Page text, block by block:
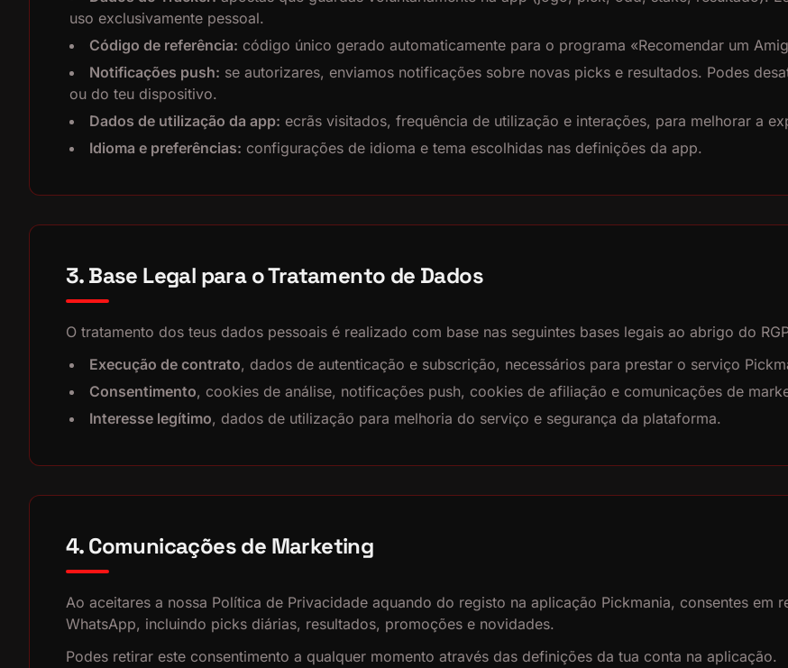
uso exclusivamente pessoal.
Código de referência: código único gerado automaticamente para o programa «Recomendar um
Notificações push: se autorizares, enviamos notificações sobre novas picks e resultados. Podes
ou do teu dispositivo.
Dados de utilização da app: ecrãs visitados, frequência de utilização e interações, para melhorar a
Idioma e preferências: configurações de idioma e tema escolhidas nas definições da app.
3. Base Legal para o Tratamento de Dados
O tratamento dos teus dados pessoais é realizado com base nas seguintes bases legais ao abrigo do
Execução de contrato, dados de autenticação e subscrição, necessários para prestar o serviço
Consentimento, cookies de análise, notificações push, cookies de afiliação e comunicações de
Interesse legítimo, dados de utilização para melhoria do serviço e segurança da plataforma.
4. Comunicações de Marketing
Ao aceitares a nossa Política de Privacidade aquando do registo na aplicação Pickmania, consentes em
WhatsApp, incluindo picks diárias, resultados, promoções e novidades.
Podes retirar este consentimento a qualquer momento através das definições da tua conta na aplicação.